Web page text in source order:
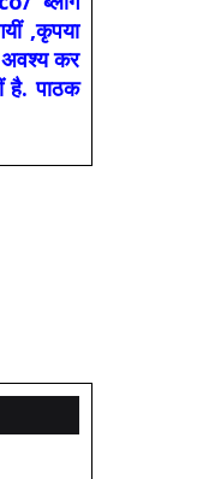
,कृपया
अवश्य कर
है. पाठक